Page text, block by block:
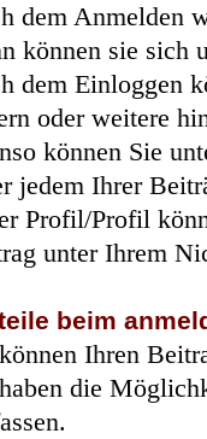
dem Anmelden
können sie sich
dem Einloggen
oder weitere
können Sie
jedem Ihrer
Profil/Profil
unter Ihrem
beim
Ihren
die